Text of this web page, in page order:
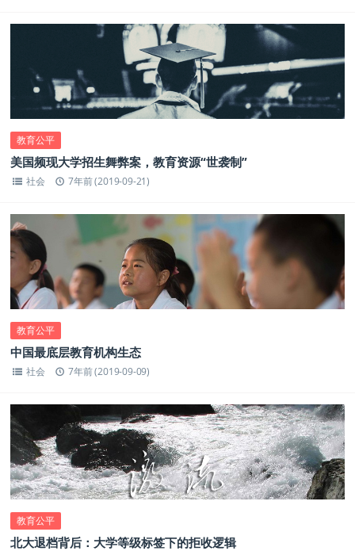
教育公平
美国频现大学招生舞弊案，教育资源“世袭制”
社会 7年前 (2019-09-21)
教育公平
中国最底层教育机构生态
社会 7年前 (2019-09-09)
教育公平
北大退档背后：大学等级标签下的拒收逻辑